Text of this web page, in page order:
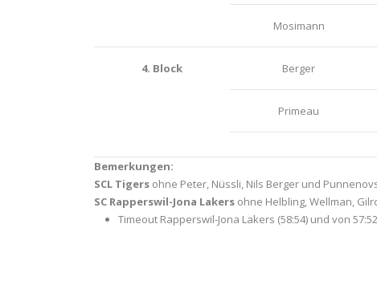
Mosimann
4. Block Berger
Primeau
Bemerkungen:
SCL Tigers ohne Peter, Nüssli, Nils Berger und
SC Rapperswil-Jona Lakers ohne Helbling, Wellman,
Timeout Rapperswil-Jona Lakers (58:54) und von